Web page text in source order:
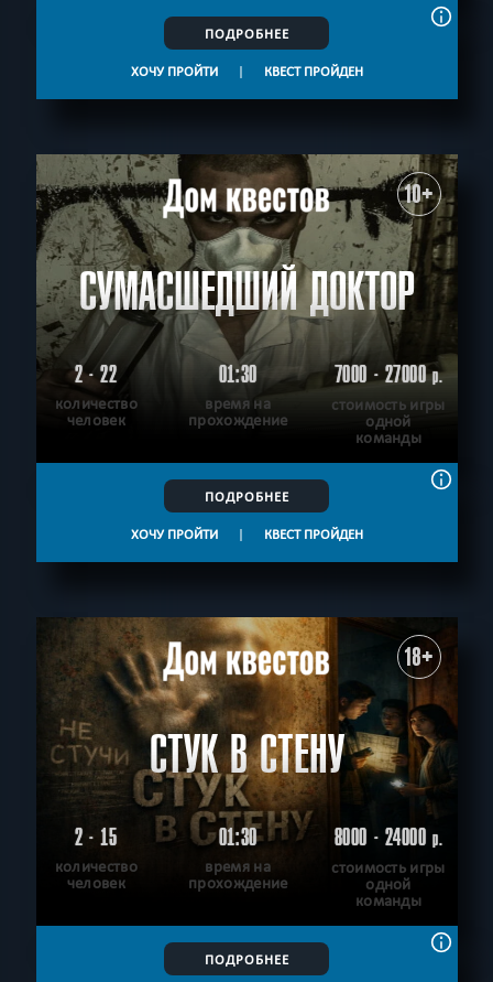
ПОДРОБНЕЕ
ХОЧУ ПРОЙТИ | КВЕСТ ПРОЙДЕН
10+
СУМАСШЕДШИЙ ДОКТОР
2 - 22
количество
человек
01:30
время на
прохождение
7000 - 27000р.
стоимость игры
одной
команды
ПОДРОБНЕЕ
ХОЧУ ПРОЙТИ | КВЕСТ ПРОЙДЕН
18+
СТУК В СТЕНУ
2 - 15
количество
человек
01:30
время на
прохождение
8000 - 24000р.
стоимость игры
одной
команды
ПОДРОБНЕЕ